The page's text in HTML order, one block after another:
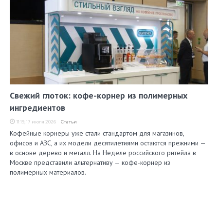
Свежий глоток: кофе-корнер из полимерных
ингредиентов
11:19, 17 июля 2026 Статьи
Кофейные корнеры уже стали стандартом для магазинов,
офисов и АЗС, а их модели десятилетиями остаются прежними —
в основе дерево и металл. На Неделе российского ритейла в
Москве представили альтернативу — кофе-корнер из
полимерных материалов.